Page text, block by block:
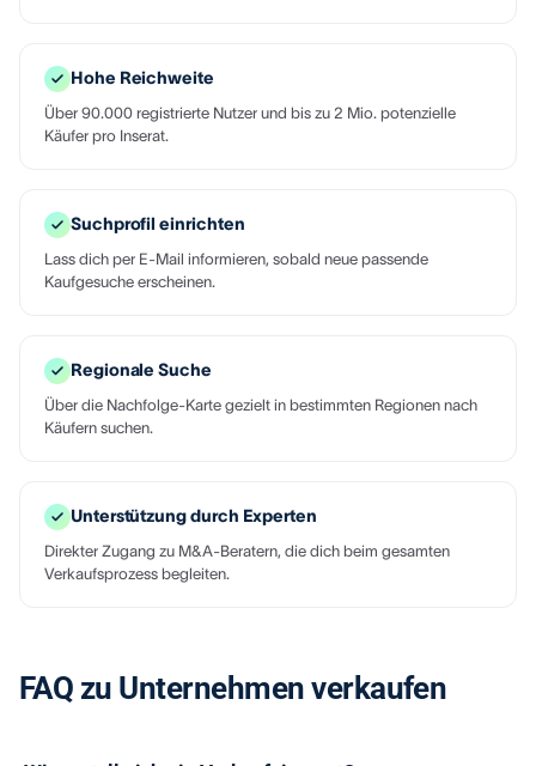
Hohe Reichweite
Über 90.000 registrierte Nutzer und bis zu 2 Mio. potenzielle
Käufer pro Inserat.
Suchprofil einrichten
Lass dich per E-Mail informieren, sobald neue passende
Kaufgesuche erscheinen.
Regionale Suche
Über die Nachfolge-Karte gezielt in bestimmten Regionen nach
Käufern suchen.
Unterstützung durch Experten
Direkter Zugang zu M&A-Beratern, die dich beim gesamten
Verkaufsprozess begleiten.
FAQ zu Unternehmen verkaufen